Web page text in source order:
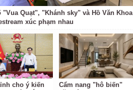
"Vua Quạt", "Khánh sky" và Hồ Văn Khoa
xúc phạm nhau
cho ý kiến
Cẩm nang "hô biến"